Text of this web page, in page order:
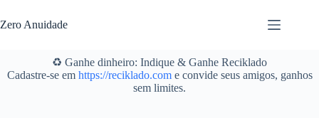
para
o
Zero Anuidade
♻️ Ganhe dinheiro: Indique & Ganhe Reciklado
Cadastre-se em https://reciklado.come convide seus amigos, ganhos
sem limites.